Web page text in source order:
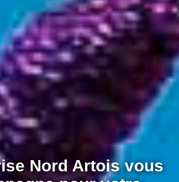
Nord Artois vous